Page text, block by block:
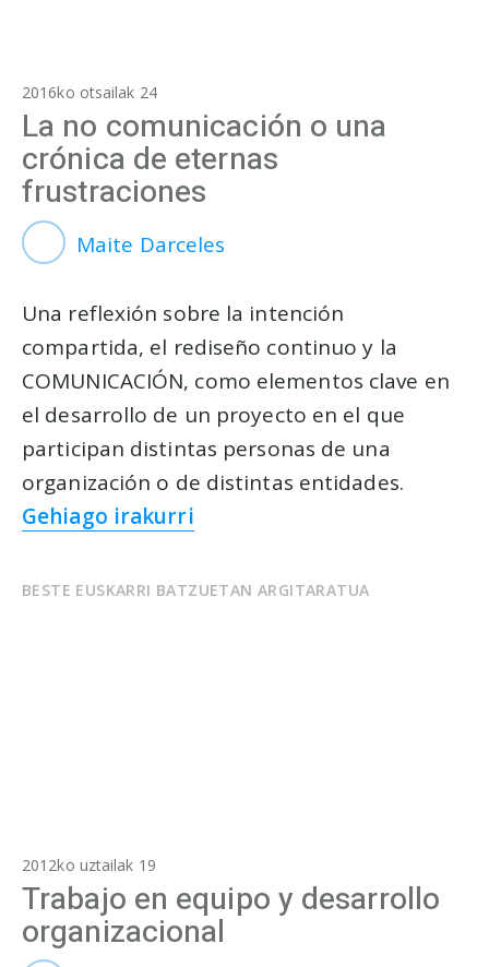
2016ko otsailak 24
La no comunicación o una
crónica de eternas
frustraciones
Maite Darceles
Una reflexión sobre la intención
compartida, el rediseño continuo y la
COMUNICACIÓN, como elementos clave en
el desarrollo de un proyecto en el que
participan distintas personas de una
organización o de distintas entidades.
Gehiago irakurri
BESTE EUSKARRI BATZUETAN ARGITARATUA
2012ko uztailak 19
Trabajo en equipo y desarrollo
organizacional